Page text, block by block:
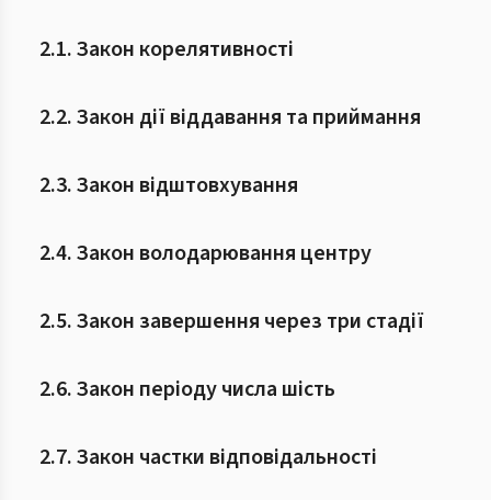
2.1. Закон корелятивності
2.2. Закон дії віддавання та приймання
2.3. Закон відштовхування
2.4. Закон володарювання центру
2.5. Закон завершення через три стадії
2.6. Закон періоду числа шість
2.7. Закон частки відповідальності